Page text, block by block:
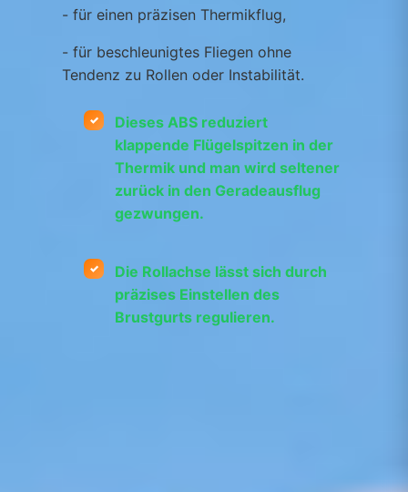
​- für einen präzisen Thermikflug,
​- für beschleunigtes Fliegen ohne
Tendenz zu Rollen oder Instabilität.
Dieses ABS reduziert
klappende Flügelspitzen in der
Thermik und man wird seltener
zurück in den Geradeausflug
gezwungen.
Die Rollachse lässt sich durch
präzises Einstellen des
Brustgurts regulieren.